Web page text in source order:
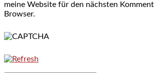
meine Website für den nächsten
Browser.